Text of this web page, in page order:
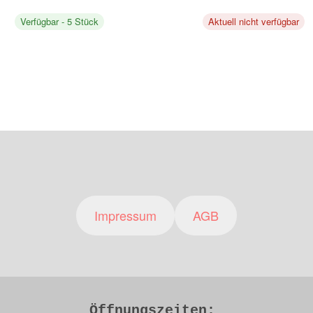
Verfügbar - 5 Stück Aktuell nicht verfügbar
Impressum AGB